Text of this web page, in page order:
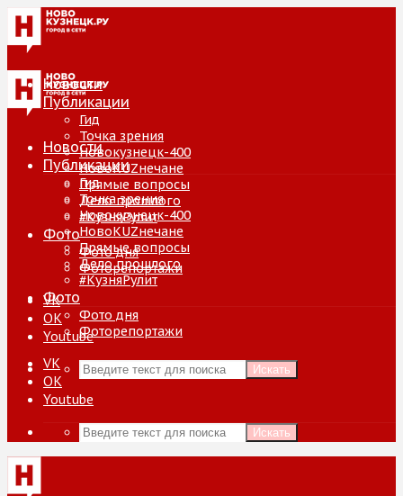
Новости
Публикации
Гид
Точка зрения
Новокузнецк-400
НовоKUZнечане
Прямые вопросы
Дело прошлого
#КузняРулит
Фото
Фото дня
Фоторепортажи
VK
ОК
Youtube
Искать
Новости
Публикации
Гид
Точка зрения
Новокузнецк-400
НовоKUZнечане
Прямые вопросы
Дело прошлого
#КузняРулит
Фото
Фото дня
Фоторепортажи
VK
ОК
Youtube
Искать